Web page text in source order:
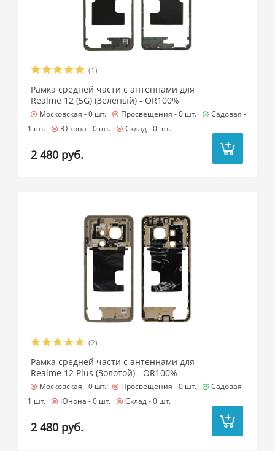
(1)
Рамка средней части с антеннами для
Realme 12 (5G) (Зеленый) - OR100%
Московская -0 шт. Просвещения -0 шт.
Садовая -
1 шт.
Юнона -0 шт. Склад -0 шт.
2 480 руб.
(2)
Рамка средней части с антеннами для
Realme 12 Plus (Золотой) - OR100%
Московская -0 шт. Просвещения -0 шт.
Садовая -
1 шт.
Юнона -0 шт. Склад -0 шт.
2 480 руб.